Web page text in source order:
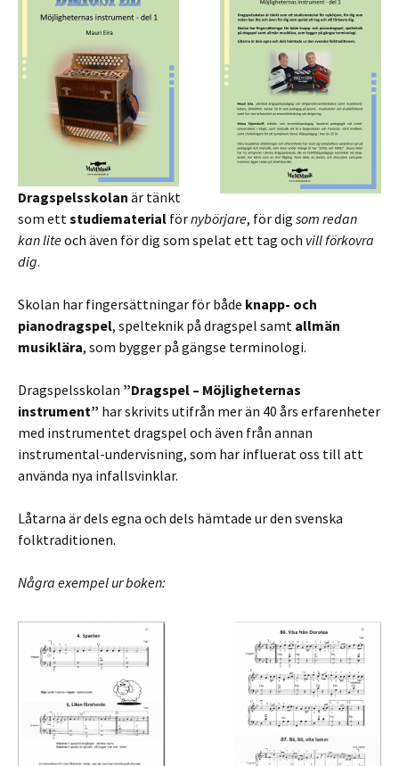
Dragspelsskolan är tänkt
som ettstudiematerial förnybörjare, för dig som redan
kan liteoch även för dig som spelat ett tag och vill förkovra
dig.
Skolan har fingersättningar för både knapp- och
pianodragspel, spelteknik på dragspel samt allmän
musiklära, som bygger på gängse terminologi.
Dragspelsskolan ”Dragspel – Möjligheternas
instrument” har skrivits utifrån mer än 40 års erfarenheter
med instrumentet dragspel och även från annan
instrumental-undervisning, som har influerat oss till att
använda nya infallsvinklar.
Låtarna är dels egna och dels hämtade ur den svenska
folktraditionen.
Några exempel ur boken: